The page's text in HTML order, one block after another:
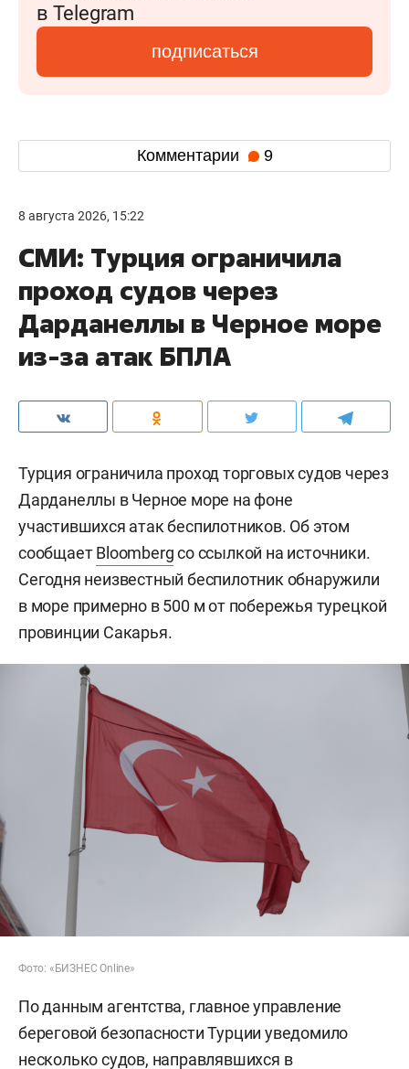
в Telegram
подписаться
Комментарии 9
8 августа 2026, 15:22
СМИ: Турция ограничила
проход судов через
Дарданеллы в Черное море
из-за атак БПЛА
Турция ограничила проход торговых судов через
Дарданеллы в Черное море на фоне
участившихся атак беспилотников. Об этом
сообщаетBloombergсо ссылкой на источники.
Сегодня неизвестный беспилотник обнаружили
в море примерно в 500 м от побережья турецкой
провинции Сакарья.
Фото: «БИЗНЕС Online»
По данным агентства, главное управление
береговой безопасности Турции уведомило
несколько судов, направлявшихся в